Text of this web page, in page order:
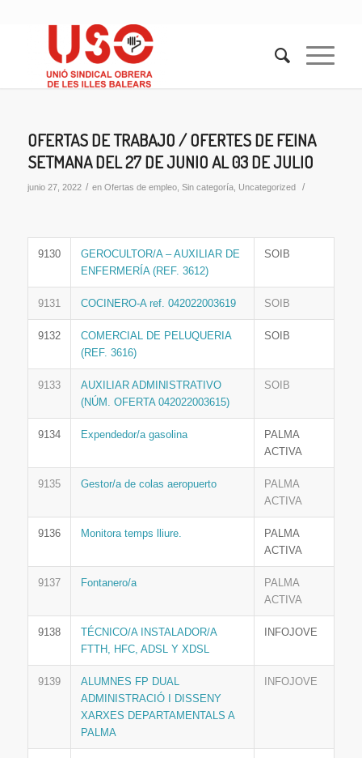
OFERTAS DE TRABAJO / OFERTES DE FEINA
SETMANA DEL 27 DE JUNIO AL 03 DE JULIO
junio 27, 2022 / en Ofertas de empleo, Sin categoría, Uncategorized /
9130
GEROCULTOR/A – AUXILIAR DE
ENFERMERÍA (REF. 3612)
SOIB
9131 COCINERO-A ref. 042022003619 SOIB
9132
COMERCIAL DE PELUQUERIA
(REF. 3616)
SOIB
9133
AUXILIAR ADMINISTRATIVO
(NÚM. OFERTA 042022003615)
SOIB
9134 Expendedor/a gasolina
PALMA
ACTIVA
9135 Gestor/a de colas aeropuerto
PALMA
ACTIVA
9136 Monitora temps lliure.
PALMA
ACTIVA
9137 Fontanero/a
PALMA
ACTIVA
9138
TÉCNICO/A INSTALADOR/A
FTTH, HFC, ADSL Y XDSL
INFOJOVE
9139
ALUMNES FP DUAL
ADMINISTRACIÓ I DISSENY
XARXES DEPARTAMENTALS A
PALMA
INFOJOVE